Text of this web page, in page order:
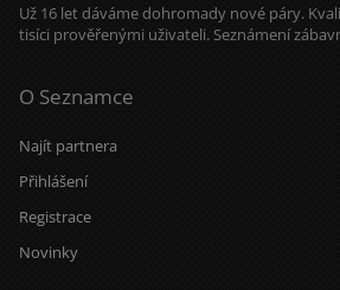
Už 16 let dáváme dohromady nové páry.
tisíci prověřenými uživateli. Seznámení
O Seznamce
Najít partnera
Přihlášení
Registrace
Novinky